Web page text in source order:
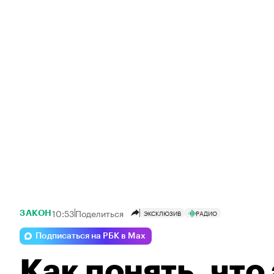
ЗАКОН 10:53Поделиться ЭКСКЛЮЗИВ РАДИО
Подписаться на РБК в Max